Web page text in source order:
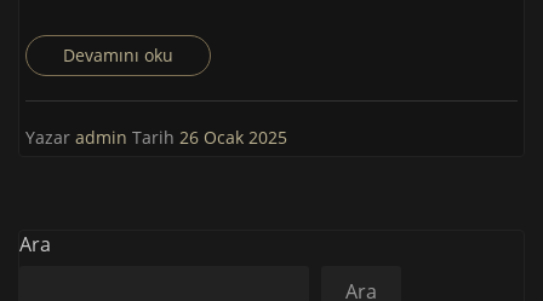
Devamını oku
Yazar admin Tarih 26 Ocak 2025
Ara
Ara